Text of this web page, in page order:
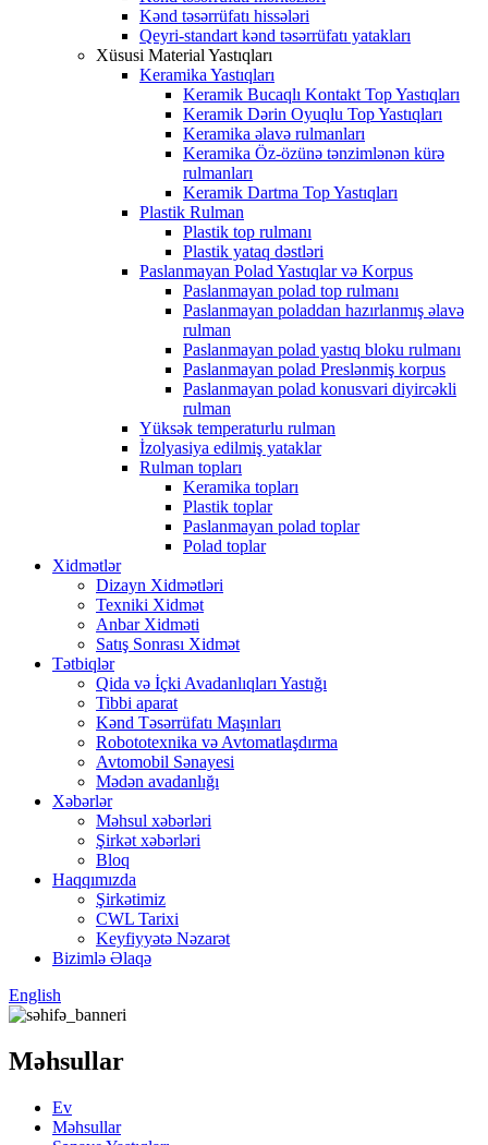
Kənd təsərrüfatı hissələri
Qeyri-standart kənd təsərrüfatı yatakları
Xüsusi Material Yastıqları
Keramika Yastıqları
Keramik Bucaqlı Kontakt Top Yastıqları
Keramik Dərin Oyuqlu Top Yastıqları
Keramika əlavə rulmanları
Keramika Öz-özünə tənzimlənən kürə
rulmanları
Keramik Dartma Top Yastıqları
Plastik Rulman
Plastik top rulmanı
Plastik yataq dəstləri
Paslanmayan Polad Yastıqlar və Korpus
Paslanmayan polad top rulmanı
Paslanmayan poladdan hazırlanmış əlavə
rulman
Paslanmayan polad yastıq bloku rulmanı
Paslanmayan polad Preslənmiş korpus
Paslanmayan polad konusvari diyircəkli
rulman
Yüksək temperaturlu rulman
İzolyasiya edilmiş yataklar
Rulman topları
Keramika topları
Plastik toplar
Paslanmayan polad toplar
Polad toplar
Xidmətlər
Dizayn Xidmətləri
Texniki Xidmət
Anbar Xidməti
Satış Sonrası Xidmət
Tətbiqlər
Qida və İçki Avadanlıqları Yastığı
Tibbi aparat
Kənd Təsərrüfatı Maşınları
Robototexnika və Avtomatlaşdırma
Avtomobil Sənayesi
Mədən avadanlığı
Xəbərlər
Məhsul xəbərləri
Şirkət xəbərləri
Bloq
Haqqımızda
Şirkətimiz
CWL Tarixi
Keyfiyyətə Nəzarət
Bizimlə Əlaqə
English
Məhsullar
Ev
Məhsullar